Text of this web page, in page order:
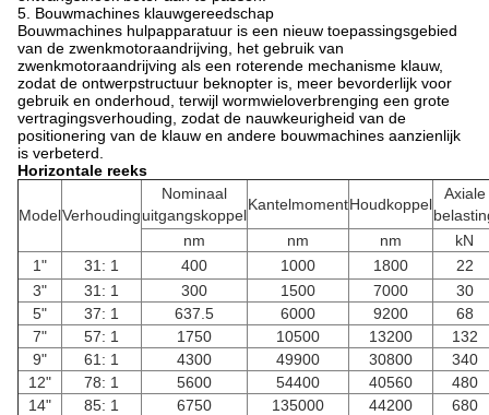
5. Bouwmachines klauwgereedschap
Bouwmachines hulpapparatuur is een nieuw toepassingsgebied
van de zwenkmotoraandrijving, het gebruik van
zwenkmotoraandrijving als een roterende mechanisme klauw,
zodat de ontwerpstructuur beknopter is, meer bevorderlijk voor
gebruik en onderhoud, terwijl wormwieloverbrenging een grote
vertragingsverhouding, zodat de nauwkeurigheid van de
positionering van de klauw en andere bouwmachines aanzienlijk
is verbeterd.
Horizontale reeks
ModelVerhouding
Nominaal
uitgangskoppel
KantelmomentHoudkoppel
Axiale
nm
nm nm
kN
1"
31: 1 400 1000 1800
22
3"
31: 1 300 1500 7000
30
5"
37: 1 637.5 6000 9200
68
7"
57: 1 1750 10500 13200
132
9"
61: 1 4300 49900 30800
340
12"
78: 1 5600 54400 40560
480
14"
85: 1 6750 135000 44200
680